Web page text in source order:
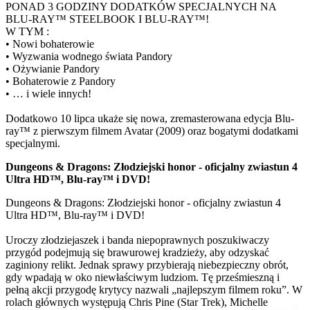
PONAD 3 GODZINY DODATKÓW SPECJALNYCH NA
BLU-RAY™ STEELBOOK I BLU-RAY™!
W TYM :
• Nowi bohaterowie
• Wyzwania wodnego świata Pandory
• Ożywianie Pandory
• Bohaterowie z Pandory
• … i wiele innych!
Dodatkowo 10 lipca ukaże się nowa, zremasterowana edycja Blu-
ray™ z pierwszym filmem Avatar (2009) oraz bogatymi dodatkami
specjalnymi.
Dungeons & Dragons: Złodziejski honor - oficjalny zwiastun 4
Ultra HD™, Blu-ray™ i DVD!
Dungeons & Dragons: Złodziejski honor - oficjalny zwiastun 4
Ultra HD™, Blu-ray™ i DVD!
Uroczy złodziejaszek i banda niepoprawnych poszukiwaczy
przygód podejmują się brawurowej kradzieży, aby odzyskać
zaginiony relikt. Jednak sprawy przybierają niebezpieczny obrót,
gdy wpadają w oko niewłaściwym ludziom. Tę prześmieszną i
pełną akcji przygodę krytycy nazwali „najlepszym filmem roku”. W
rolach głównych występują Chris Pine (Star Trek), Michelle